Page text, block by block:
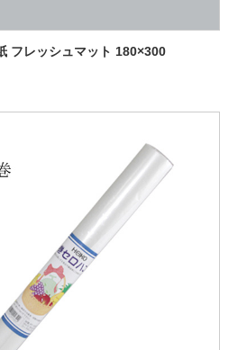
フレッシュマット 180×300